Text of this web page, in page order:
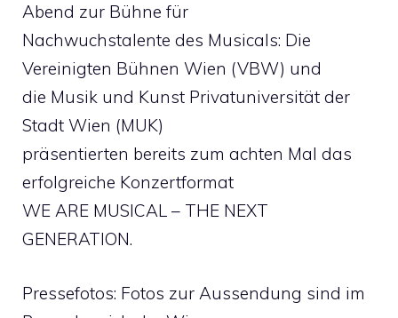
Abend zur Bühne für
Nachwuchstalente des Musicals: Die
Vereinigten Bühnen Wien (VBW) und
die Musik und Kunst Privatuniversität der
Stadt Wien (MUK)
präsentierten bereits zum achten Mal das
erfolgreiche Konzertformat
WE ARE MUSICAL – THE NEXT
GENERATION.
Pressefotos: Fotos zur Aussendung sind im